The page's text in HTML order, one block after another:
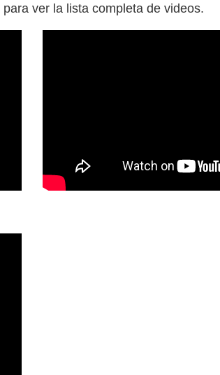
para ver la lista completa de videos.